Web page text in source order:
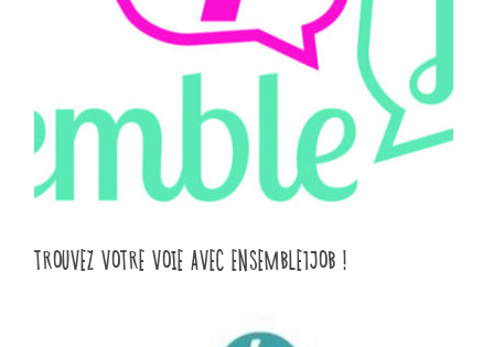
TROUVEZ VOTRE VOIE AVEC ENSEMBLE1JOB !